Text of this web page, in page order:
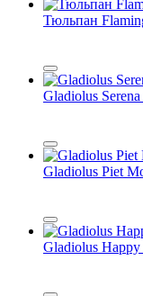
Тюльпан
Gladiolus
Gladiolus Piet
Gladiolus